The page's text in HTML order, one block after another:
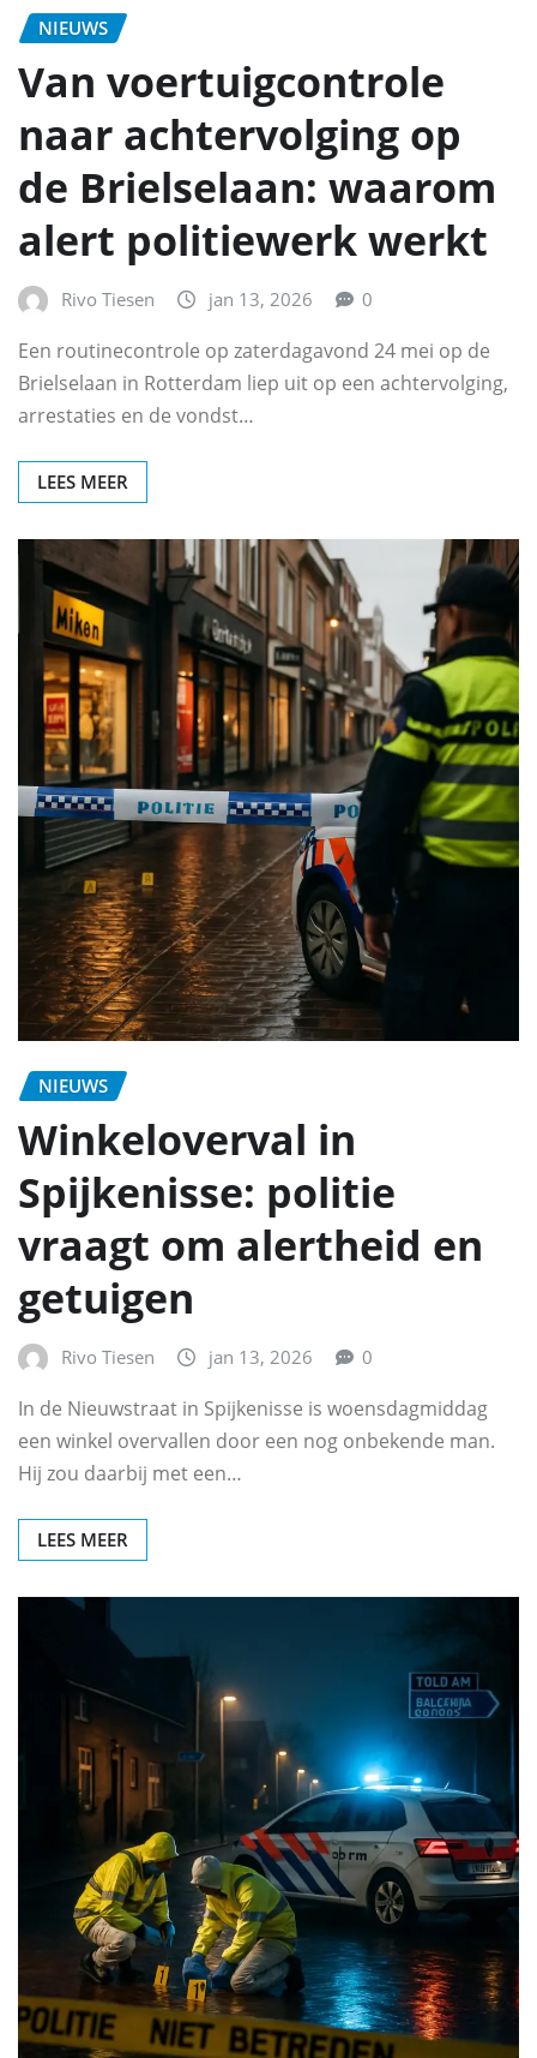
NIEUWS
Van voertuigcontrole
naar achtervolging op
de Brielselaan: waarom
alert politiewerk werkt
Rivo Tiesen jan 13, 2026 0
Een routinecontrole op zaterdagavond 24 mei op de
Brielselaan in Rotterdam liep uit op een achtervolging,
arrestaties en de vondst…
LEES MEER
NIEUWS
Winkeloverval in
Spijkenisse: politie
vraagt om alertheid en
getuigen
Rivo Tiesen jan 13, 2026 0
In de Nieuwstraat in Spijkenisse is woensdagmiddag
een winkel overvallen door een nog onbekende man.
Hij zou daarbij met een…
LEES MEER